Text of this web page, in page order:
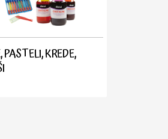
PASTELI, KREDE,